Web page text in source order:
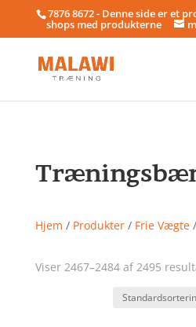
7876 8672 - Denne side er et
shops med produkterne
Hjem / Produkter/ Frie Vægte/
Viser 2467–2484 af 2495